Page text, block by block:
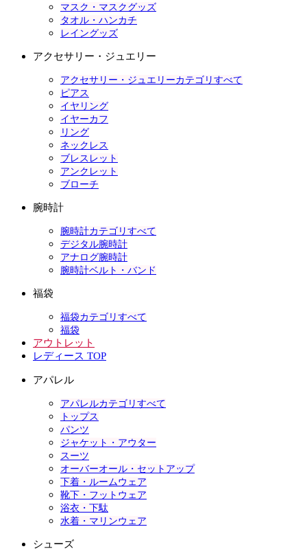
マスク・マスクグッズ
タオル・ハンカチ
レイングッズ
アクセサリー・ジュエリー
アクセサリー・ジュエリーカテゴリすべて
ピアス
イヤリング
イヤーカフ
リング
ネックレス
ブレスレット
アンクレット
ブローチ
腕時計
腕時計カテゴリすべて
デジタル腕時計
アナログ腕時計
腕時計ベルト・バンド
福袋
福袋カテゴリすべて
福袋
アウトレット
レディース TOP
アパレル
アパレルカテゴリすべて
トップス
パンツ
ジャケット・アウター
スーツ
オーバーオール・セットアップ
下着・ルームウェア
靴下・フットウェア
浴衣・下駄
水着・マリンウェア
シューズ